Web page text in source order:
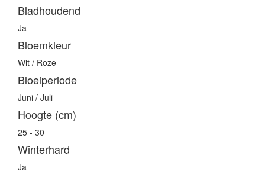
Bladhoudend
Ja
Bloemkleur
Wit / Roze
Bloeiperiode
Juni / Juli
Hoogte (cm)
25 - 30
Winterhard
Ja